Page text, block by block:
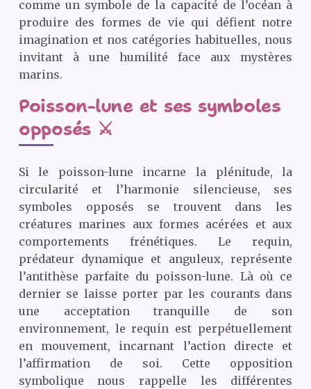
comme un symbole de la capacité de l’océan à
produire des formes de vie qui défient notre
imagination et nos catégories habituelles, nous
invitant à une humilité face aux mystères
marins.
Poisson-lune et ses symboles
opposés ⚔️
Si le poisson-lune incarne la plénitude, la
circularité et l’harmonie silencieuse, ses
symboles opposés se trouvent dans les
créatures marines aux formes acérées et aux
comportements frénétiques. Le requin,
prédateur dynamique et anguleux, représente
l’antithèse parfaite du poisson-lune. Là où ce
dernier se laisse porter par les courants dans
une acceptation tranquille de son
environnement, le requin est perpétuellement
en mouvement, incarnant l’action directe et
l’affirmation de soi. Cette opposition
symbolique nous rappelle les différentes